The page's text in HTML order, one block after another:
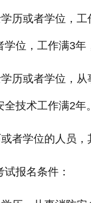
历或者学位，
位，工作满3年
历或者学位，
技术工作满2年。
者学位的人员
报名条件：